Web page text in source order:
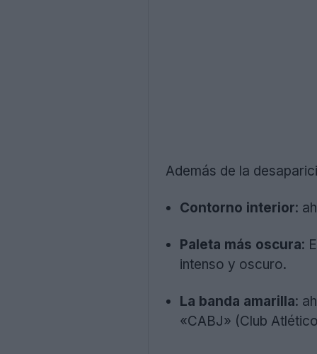
Además de la
Contorno interior:
Paleta más oscura:
intenso y oscuro.
La banda amarilla:
«CABJ» (Club